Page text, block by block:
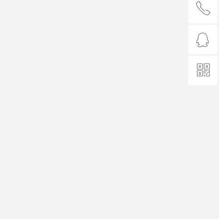
回到顶部
ꂅ
ꁗ
QQ客服
ꀥ